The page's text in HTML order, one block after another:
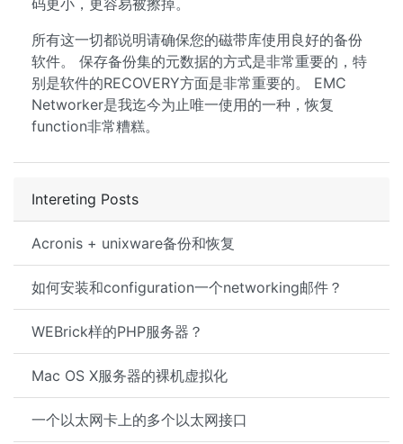
Intereting Posts
Acronis + unixware备份和恢复
如何安装和configuration一个networking邮件？
WEBrick样的PHP服务器？
Mac OS X服务器的裸机虚拟化
一个以太网卡上的多个以太网接口
码更小，更容易被擦掉。
所有这一切都说明请确保您的磁带库使用良好的备份
软件。 保存备份集的元数据的方式是非常重要的，特
别是软件的RECOVERY方面是非常重要的。 EMC
Networker是我迄今为止唯一使用的一种，恢复
function非常糟糕。